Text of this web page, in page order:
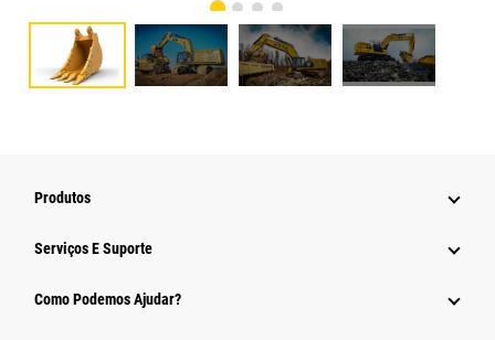
Produtos
Serviços E Suporte
Como Podemos Ajudar?